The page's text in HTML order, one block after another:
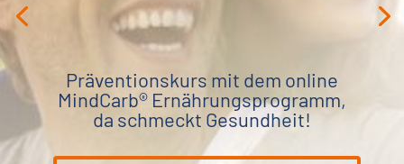
Präventionskurs mit dem online
MindCarb® Ernährungsprogramm,
da schmeckt Gesundheit!